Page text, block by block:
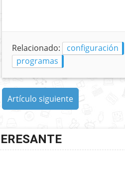
Relacionado: configuración
programas
Artículo siguiente